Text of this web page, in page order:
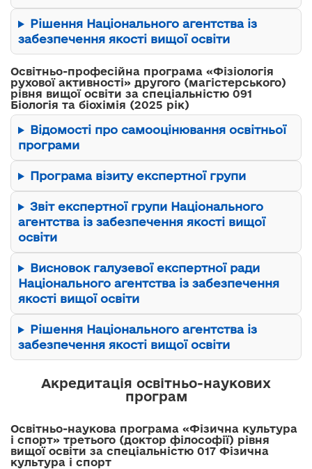
Рішення Національного агентства із
забезпечення якості вищої освіти
Освітньо-професійна програма «Фізіологія
рухової активності» другого (магістерського)
рівня вищої освіти за спеціальністю 091
Біологія та біохімія (2025 рік)
Відомості про самооцінювання освітньої
програми
Програма візиту експертної групи
Звіт експертної групи Національного
агентства із забезпечення якості вищої
освіти
Висновок галузевої експертної ради
Національного агентства із забезпечення
якості вищої освіти
Рішення Національного агентства із
забезпечення якості вищої освіти
Акредитація освітньо-наукових
програм
Освітньо-наукова програма «Фізична культура
і спорт» третього (доктор філософії) рівня
вищої освіти за спеціальністю 017 Фізична
культура і спорт